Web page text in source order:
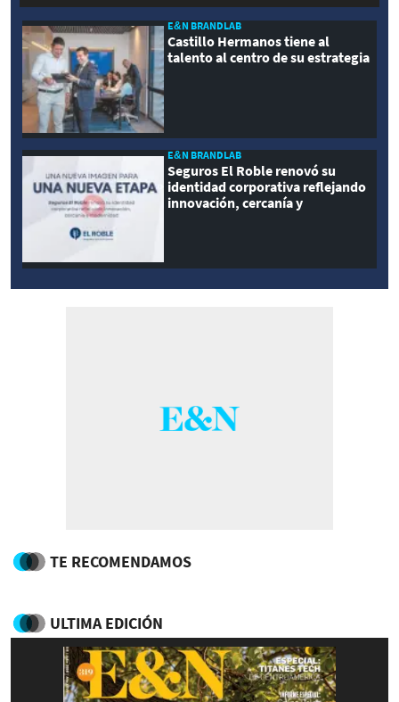
E&N BRANDLAB
Castillo Hermanos tiene al
talento al centro de su estrategia
E&N BRANDLAB
Seguros El Roble renovó su
identidad corporativa reflejando
innovación, cercanía y
TE RECOMENDAMOS
ULTIMA EDICIÓN